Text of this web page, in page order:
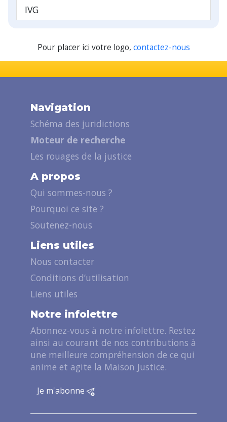
IVG
Pour placer ici votre logo, contactez-nous
Navigation
Schéma des juridictions
Moteur de recherche
Les rouages de la justice
A propos
Qui sommes-nous ?
Pourquoi ce site ?
Soutenez-nous
Liens utiles
Nous contacter
Conditions d’utilisation
Liens utiles
Notre infolettre
Abonnez-vous à notre infolettre. Restez
ainsi au courant de nos contributions à
une meilleure compréhension de ce qui
anime et agite la Maison Justice.
Je m'abonne